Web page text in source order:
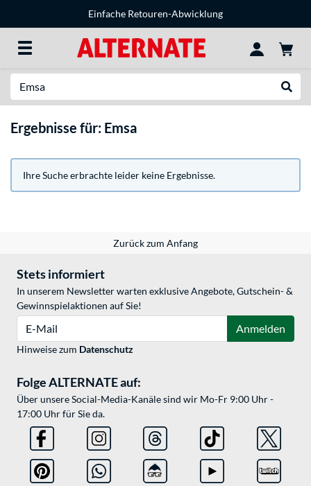
Einfache Retouren-Abwicklung
Ergebnisse für: Emsa
Ihre Suche erbrachte leider keine Ergebnisse.
Zurück zum Anfang
Stets informiert
In unserem Newsletter warten exklusive Angebote, Gutschein- &
Gewinnspielaktionen auf Sie!
Anmelden
Hinweise zum Datenschutz
Folge ALTERNATE auf:
Über unsere Social-Media-Kanäle sind wir Mo-Fr 9:00 Uhr -
17:00 Uhr für Sie da.